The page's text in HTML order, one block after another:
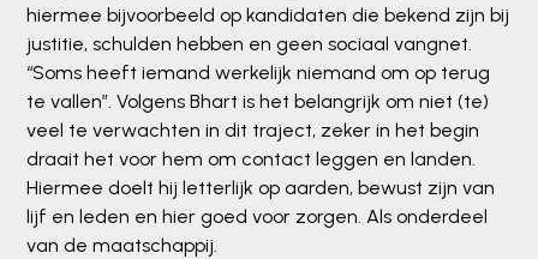
hiermee bijvoorbeeld op kandidaten die bekend zijn bij
justitie, schulden hebben en geen sociaal vangnet.
“Soms heeft iemand werkelijk niemand om op terug
te vallen”. Volgens Bhart is het belangrijk om niet (te)
veel te verwachten in dit traject, zeker in het begin
draait het voor hem om contact leggen en landen.
Hiermee doelt hij letterlijk op aarden, bewust zijn van
lijf en leden en hier goed voor zorgen. Als onderdeel
van de maatschappij.